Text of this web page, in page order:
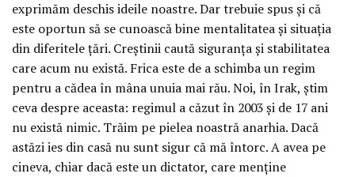
exprimăm deschis ideile noastre. Dar trebuie spus și că
este oportun să se cunoască bine mentalitatea și situația
din diferitele țări. Creștinii caută siguranța și stabilitatea
care acum nu există. Frica este de a schimba un regim
pentru a cădea în mâna unuia mai rău. Noi, în Irak, știm
ceva despre aceasta: regimul a căzut în 2003 și de 17 ani
nu există nimic. Trăim pe pielea noastră anarhia. Dacă
astăzi ies din casă nu sunt sigur că mă întorc. A avea pe
cineva, chiar dacă este un dictator, care menține